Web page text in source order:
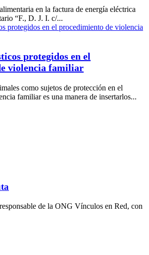
en la factura de energía eléctrica
“F., D. J. I. c/...
protegidos en el
violencia familiar
como sujetos de protección en el
familiar es una manera de insertarlos...
de la ONG Vínculos en Red, con